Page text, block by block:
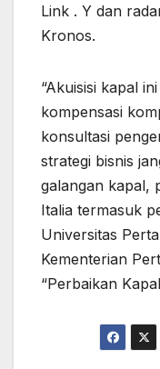
Link . Y dan
Kronos.
“Akuisisi kapal
kompensasi
konsultasi
strategi bisnis
galangan kapal,
Italia termasuk
Universitas
Kementerian
“Perbaikan